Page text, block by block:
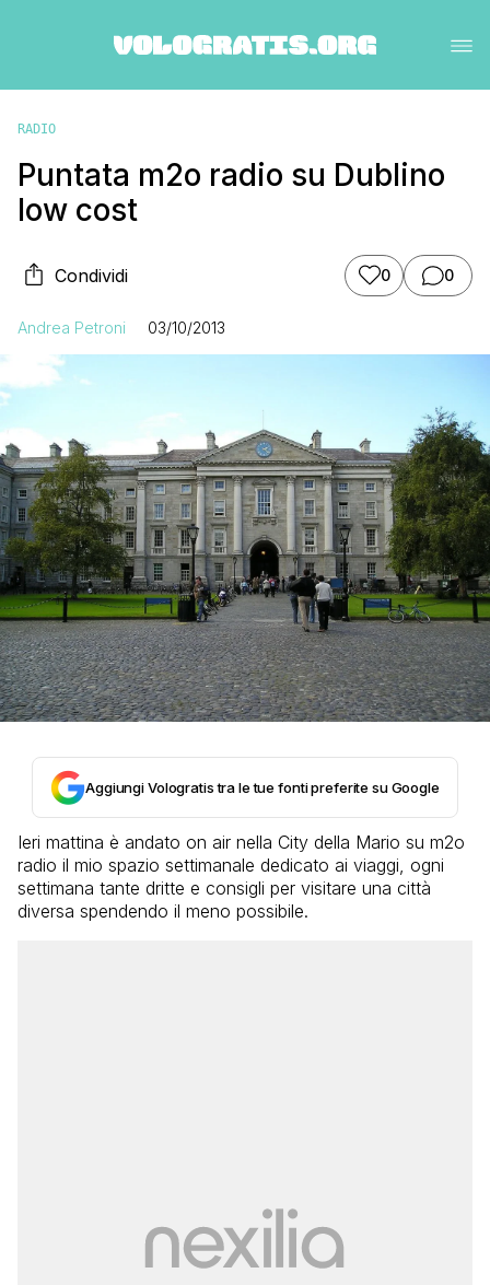
RADIO
Puntata m2o radio su Dublino
low cost
Condividi 0 0
Andrea Petroni 03/10/2013
Aggiungi Vologratis tra le tue fonti preferite su Google
Ieri mattina è andato on air nella City della Mario su m2o
radio il mio spazio settimanale dedicato ai viaggi, ogni
settimana tante dritte e consigli per visitare una città
diversa spendendo il meno possibile.